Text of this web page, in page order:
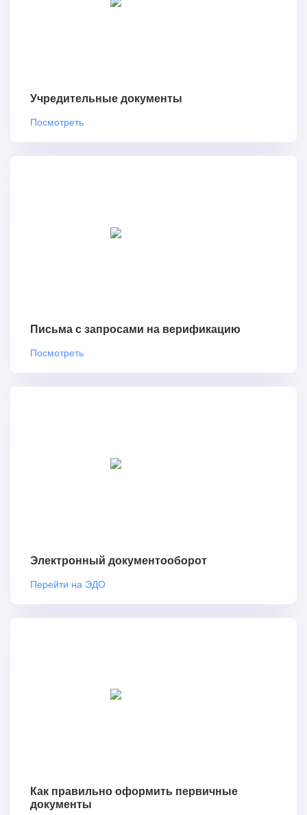
Учредительные документы
Посмотреть
Письма с запросами на верификацию
Посмотреть
Электронный документооборот
Перейти на ЭДО
Как правильно оформить первичные
документы